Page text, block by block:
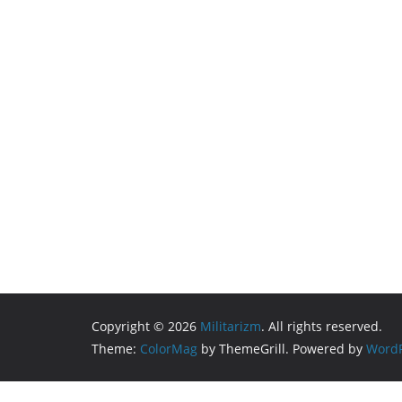
Copyright © 2026 Militarizm. All rights reserved.
Theme: ColorMag by ThemeGrill. Powered by